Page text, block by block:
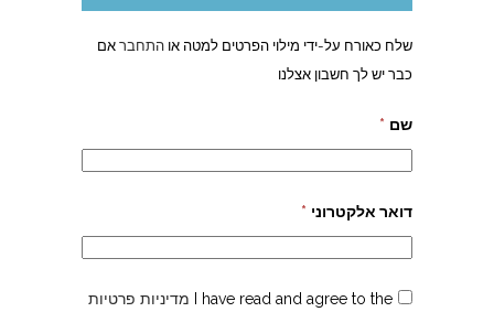
שלח כאורח על-ידי מילוי הפרטים למטה או התחבראם
כבר יש לך חשבון אצלנו
שם *
דואר אלקטרוני *
I have read and agree to the מדיניות פרטיות